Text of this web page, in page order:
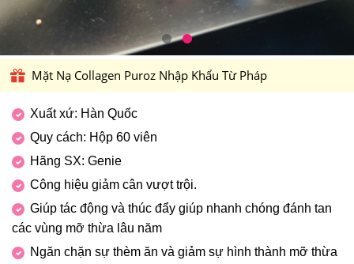
Mặt Nạ Collagen Puroz Nhập Khẩu Từ Pháp
Xuất xứ: Hàn Quốc
Quy cách: Hộp 60 viên
Hãng SX: Genie
Công hiệu giảm cân vượt trội.
Giúp tác động và thúc đẩy giúp nhanh chóng đánh tan
các vùng mỡ thừa lâu năm
Ngăn chặn sự thèm ăn và giảm sự hình thành mỡ thừa